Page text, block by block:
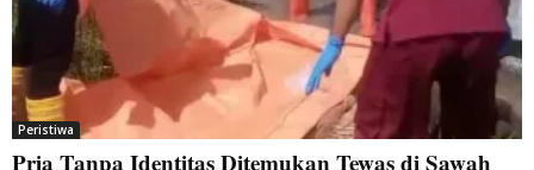
Peristiwa
Pria Tanpa Identitas Ditemukan Tewas di Sawah